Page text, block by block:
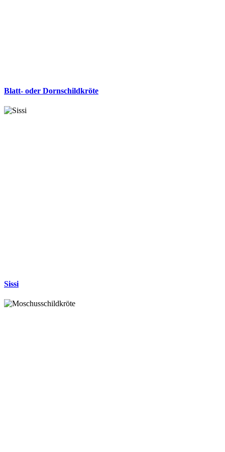
Blatt- oder Dornschildkröte
Sissi